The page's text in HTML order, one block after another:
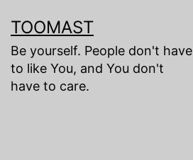
to
content
TOOMAST
Be yourself. People don't have
to like You, and You don't
have to care.